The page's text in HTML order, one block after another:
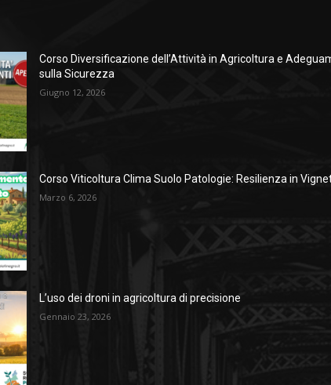
Corso Diversificazione dell’Attività in Agricoltura e
sulla Sicurezza
Giugno 12, 2026
Corso Viticoltura Clima Suolo Patologie: Resilienza in
Marzo 6, 2026
L’uso dei droni in agricoltura di precisione
Gennaio 23, 2026